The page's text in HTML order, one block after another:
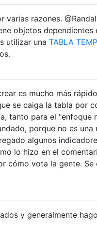
varias razones.
objetos dependientes
utilizar una TABLA
es mucho más
se caiga la tabla por
tanto para el "enfoque
porque no es una
algunos
lo hizo en el
cómo vota la gente. Se
y generalmente